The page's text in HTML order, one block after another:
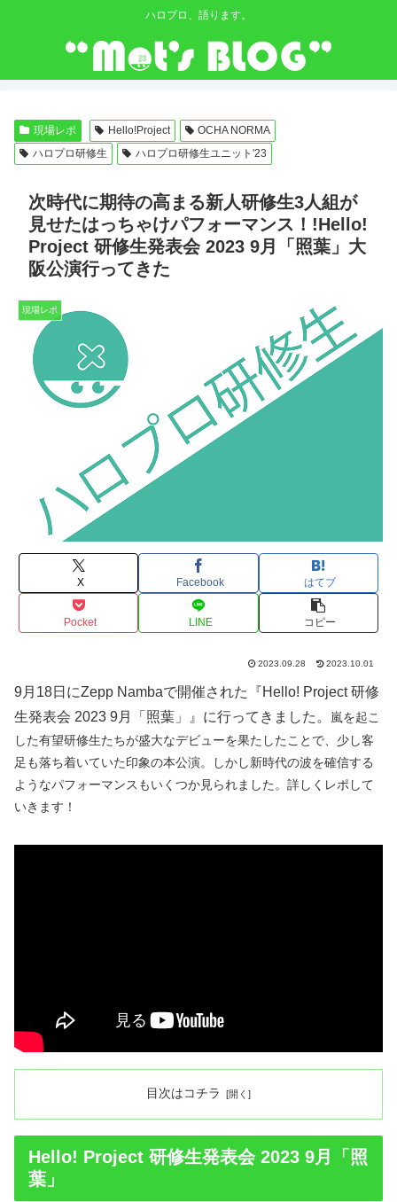
ハロプロ、語ります。
現場レポ Hello!Project
OCHA NORMA
ハロプロ研修生
ハロプロ研修生ユニット'23
次時代に期待の高まる新人研修生3人組が
見せたはっちゃけパフォーマンス！!Hello!
Project 研修生発表会 2023 9月「照葉」大
阪公演行ってきた
現場レポ
X Facebook はてブ
Pocket LINE コピー
2023.09.28 2023.10.01
9月18日にZepp Nambaで開催された『Hello! Project 研修
生発表会 2023 9月「照葉」』に行ってきました。 嵐を起こ
した有望研修生たちが盛大なデビューを果たしたことで、少し客
足も落ち着いていた印象の本公演。しかし新時代の波を確信する
ようなパフォーマンスもいくつか見られました。詳しくレポして
いきます！
目次はコチラ
Hello! Project 研修生発表会 2023 9月「照
葉」